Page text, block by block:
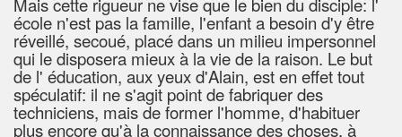
Mais cette rigueur ne vise que le bien du disciple: l'
école n'est pas la famille, l'enfant a besoin d'y être
réveillé, secoué, placé dans un milieu impersonnel
qui le disposera mieux à la vie de la raison. Le but
de l' éducation, aux yeux d'Alain, est en effet tout
spéculatif: il ne s'agit point de fabriquer des
techniciens, mais de former l'homme, d'habituer
plus encore qu'à la connaissance des choses, à